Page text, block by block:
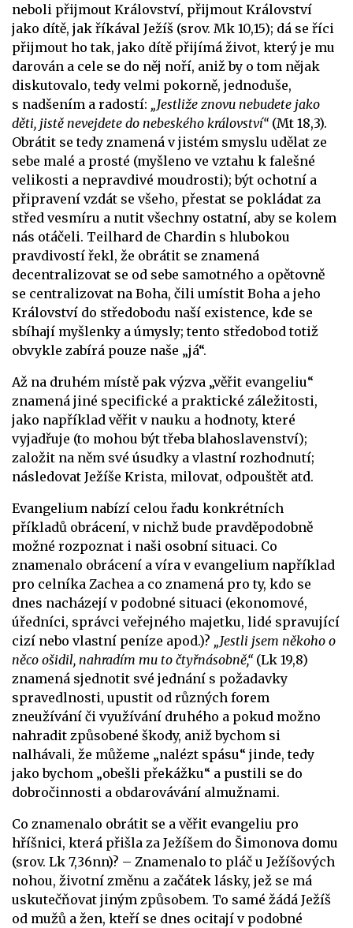
neboli přijmout Království, přijmout Království
jako dítě, jak říkával Ježíš (srov. Mk 10,15); dá se říci
přijmout ho tak, jako dítě přijímá život, který je mu
darován a cele se do něj noří, aniž by o tom nějak
diskutovalo, tedy velmi pokorně, jednoduše,
s nadšením a radostí: „Jestliže znovu nebudete jako
děti, jistě nevejdete do nebeského království“(Mt 18,3).
Obrátit se tedy znamená v jistém smyslu udělat ze
sebe malé a prosté (myšleno ve vztahu k falešné
velikosti a nepravdivé moudrosti); být ochotní a
připravení vzdát se všeho, přestat se pokládat za
střed vesmíru a nutit všechny ostatní, aby se kolem
nás otáčeli. Teilhard de Chardin s hlubokou
pravdivostí řekl, že obrátit se znamená
decentralizovat se od sebe samotného a opětovně
se centralizovat na Boha, čili umístit Boha a jeho
Království do středobodu naší existence, kde se
sbíhají myšlenky a úmysly; tento středobod totiž
obvykle zabírá pouze naše „já“.
Až na druhém místě pak výzva „věřit evangeliu“
znamená jiné specifické a praktické záležitosti,
jako například věřit v nauku a hodnoty, které
vyjadřuje (to mohou být třeba blahoslavenství);
založit na něm své úsudky a vlastní rozhodnutí;
následovat Ježíše Krista, milovat, odpouštět atd.
Evangelium nabízí celou řadu konkrétních
příkladů obrácení, v nichž bude pravděpodobně
možné rozpoznat i naši osobní situaci. Co
znamenalo obrácení a víra v evangelium například
pro celníka Zachea a co znamená pro ty, kdo se
dnes nacházejí v podobné situaci (ekonomové,
úředníci, správci veřejného majetku, lidé spravující
cizí nebo vlastní peníze apod.)? „Jestli jsem někoho o
něco ošidil, nahradím mu to čtyřnásobně,“(Lk 19,8)
znamená sjednotit své jednání s požadavky
spravedlnosti, upustit od různých forem
zneužívání či využívání druhého a pokud možno
nahradit způsobené škody, aniž bychom si
nalhávali, že můžeme „nalézt spásu“ jinde, tedy
jako bychom „obešli překážku“ a pustili se do
dobročinnosti a obdarovávání almužnami.
Co znamenalo obrátit se a věřit evangeliu pro
hříšnici, která přišla za Ježíšem do Šimonova domu
(srov. Lk 7,36nn)? – Znamenalo to pláč u Ježíšových
nohou, životní změnu a začátek lásky, jež se má
uskutečňovat jiným způsobem. To samé žádá Ježíš
od mužů a žen, kteří se dnes ocitají v podobné